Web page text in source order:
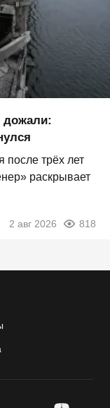
дожали:
после трёх лет
раскрывает
2 авг 2026 818